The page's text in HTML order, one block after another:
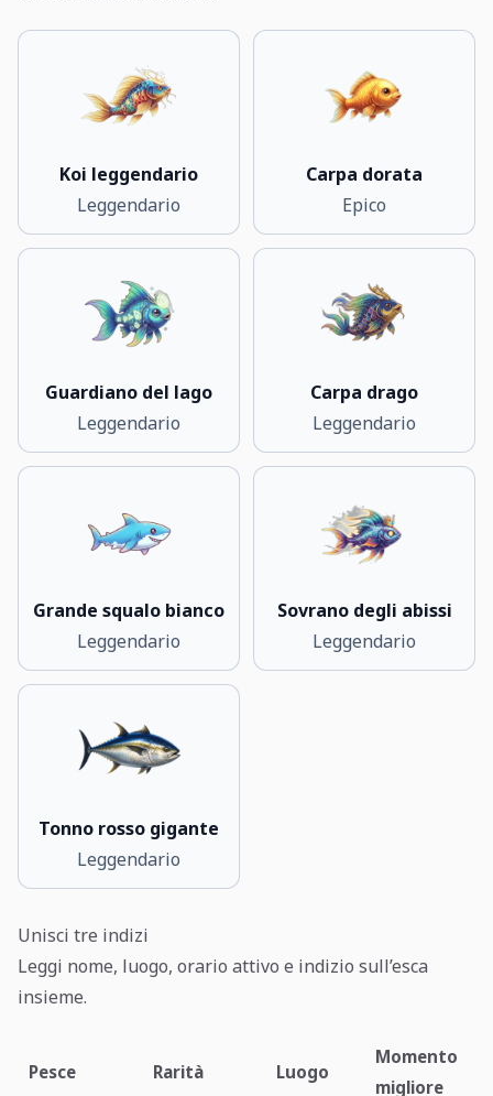
Koi leggendario
Leggendario
Carpa dorata
Epico
Guardiano del lago
Leggendario
Carpa drago
Leggendario
Grande squalo bianco
Leggendario
Sovrano degli abissi
Leggendario
Tonno rosso gigante
Leggendario
Unisci tre indizi
Leggi nome, luogo, orario attivo e indizio sull’esca
insieme.
Pesce Rarità Luogo
Momento
migliore